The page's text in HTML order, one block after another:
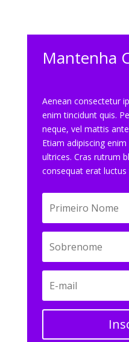
Mantenha
Aenean consectetur
enim tincidunt quis.
neque, vel mattis
Etiam adipiscing
ultrices. Cras rutrum
consequat erat luctus